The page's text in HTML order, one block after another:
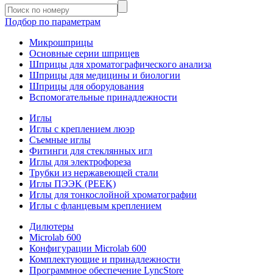
Подбор по параметрам
Микрошприцы
Основные серии шприцев
Шприцы для хроматографического анализа
Шприцы для медицины и биологии
Шприцы для оборудования
Вспомогательные принадлежности
Иглы
Иглы с креплением люэр
Съемные иглы
Фитинги для стеклянных игл
Иглы для электрофореза
Трубки из нержавеющей стали
Иглы ПЭЭK (PEEK)
Иглы для тонкослойной хроматографии
Иглы с фланцевым креплением
Дилютеры
Microlab 600
Конфигурации Microlab 600
Комплектующие и принадлежности
Программное обеспечение LyncStore